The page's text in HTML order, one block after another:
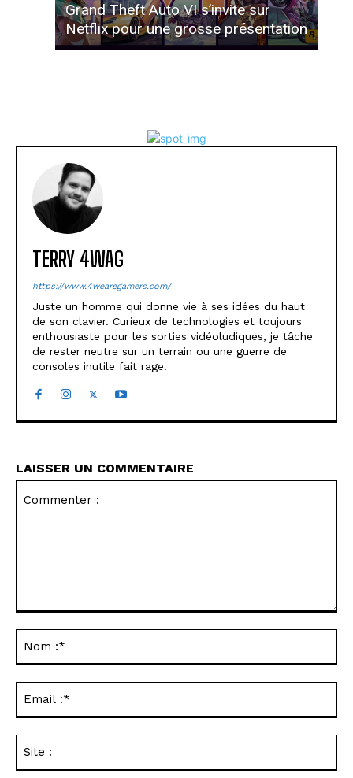
Grand Theft Auto VI s’invite sur
Netflix pour une grosse présentation
TERRY 4WAG
https://www.4wearegamers.com/
Juste un homme qui donne vie à ses idées du haut
de son clavier. Curieux de technologies et toujours
enthousiaste pour les sorties vidéoludiques, je tâche
de rester neutre sur un terrain ou une guerre de
consoles inutile fait rage.
LAISSER UN COMMENTAIRE